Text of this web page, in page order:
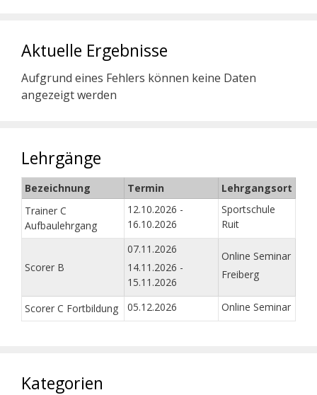
Aktuelle Ergebnisse
Aufgrund eines Fehlers können keine Daten
angezeigt werden
Lehrgänge
Bezeichnung Termin
Lehrgangsort
Trainer C
Aufbaulehrgang
12.10.2026 -
16.10.2026
Sportschule
Ruit
Scorer B
07.11.2026
14.11.2026 -
15.11.2026
Online Seminar
Freiberg
Scorer C Fortbildung 05.12.2026 Online Seminar
Kategorien